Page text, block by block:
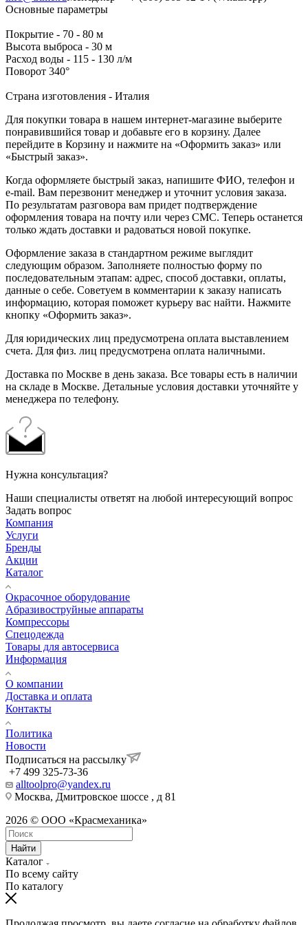
Основные параметры
Покрытие - 70 - 80 м
Высота выброса - 30 м
Расход воды - 115 - 130 л/м
Поворот 340°
Страна изготовления - Италия
Для покупки товара в нашем интернет-магазине выберите
понравившийся товар и добавьте его в корзину. Далее
перейдите в Корзину и нажмите на «Оформить заказ» или
«Быстрый заказ».
Когда оформляете быстрый заказ, напишите ФИО, телефон и
e-mail. Вам перезвонит менеджер и уточнит условия заказа.
По результатам разговора вам придет подтверждение
оформления товара на почту или через СМС. Теперь останется
только ждать доставки и радоваться новой покупке.
Оформление заказа в стандартном режиме выглядит
следующим образом. Заполняете полностью форму по
последовательным этапам: адрес, способ доставки, оплаты,
данные о себе. Советуем в комментарии к заказу написать
информацию, которая поможет курьеру вас найти. Нажмите
кнопку «Оформить заказ».
Для юридических лиц предусмотрена оплата выставлением
счета. Для физ. лиц предусмотрена оплата наличными.
Доставка по Москве в день заказа. Все товары есть в наличии
на складе в Москве. Детальные условия доставки уточняйте у
менеджера по телефону.
Нужна консультация?
Наши специалисты ответят на любой интересующий вопрос
Задать вопрос
Компания
Услуги
Бренды
Акции
Каталог
Окрасочное оборудование
Aбразивоструйные аппараты
Компрессоры
Спецодежда
Товары для автосервиса
Информация
О компании
Доставка и оплата
Контакты
Политика
Новости
Подписаться на рассылку
+7 499 325-73-36
alltoolpro@yandex.ru
Москва, Дмитровское шоссе , д 81
2026 © ООО «Красмеханика»
Найти
Каталог
По всему сайту
По каталогу